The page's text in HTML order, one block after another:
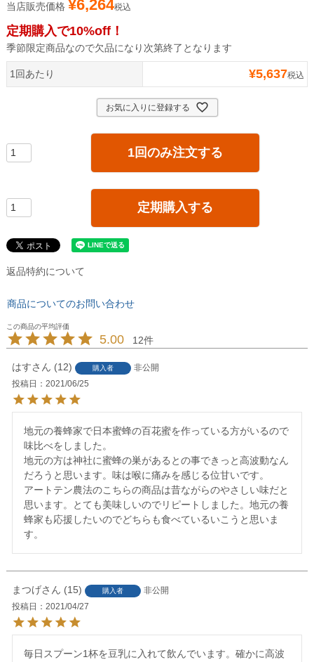
当店販売価格 ¥6,264税込
定期購入で10%off！
季節限定商品なので欠品になり次第終了となります
1回あたり ¥5,637税込
お気に入りに登録する
1回のみ注文する
定期購入する
返品特約について
商品についてのお問い合わせ
5.00 12
はす 12 購入者
非公開
投稿日
2021/06/25
地元の養蜂家で日本蜜蜂の百花蜜を作っている方がいるので
味比べをしました。
地元の方は神社に蜜蜂の巣があるとの事できっと高波動なん
だろうと思います。味は喉に痛みを感じる位甘いです。
アートテン農法のこちらの商品は昔ながらのやさしい味だと
思います。とても美味しいのでリピートしました。地元の養
蜂家も応援したいのでどちらも食べているいこうと思いま
す。
まつげ 15 購入者
非公開
投稿日
2021/04/27
毎日スプーン1杯を豆乳に入れて飲んでいます。確かに高波